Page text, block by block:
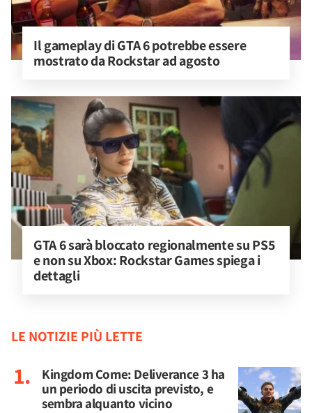
Il gameplay di GTA 6 potrebbe essere
mostrato da Rockstar ad agosto
GTA 6 sarà bloccato regionalmente su PS5
e non su Xbox: Rockstar Games spiega i
dettagli
LE NOTIZIE PIÙ LETTE
Kingdom Come: Deliverance 3 ha
un periodo di uscita previsto, e
sembra alquanto vicino